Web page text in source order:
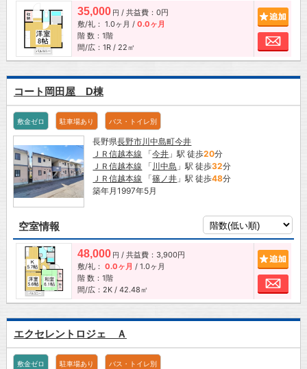
35,000 円 / 共益費：0円
敷/礼： 1.0ヶ月 / 0.0ヶ月
階 数：1階
間/広：1R / 22㎡
お
コート岡田屋 D棟
敷金ゼロ 駐車場あり バス・トイレ別
長野県長野市川中島町今井
ＪＲ信越本線 「今井 」駅 徒歩20分
ＪＲ信越本線 「 川中島 」駅 徒歩32分
ＪＲ信越本線 「篠ノ井 」駅 徒歩48分
築年月1997年5月
空室情報
48,000 円 / 共益費：3,900円
敷/礼： 0.0ヶ月 / 1.0ヶ月
階 数：1階
間/広：2K / 42.48㎡
お
エクセレントロジェ Ａ
敷金ゼロ 駐車場あり バス・トイレ別